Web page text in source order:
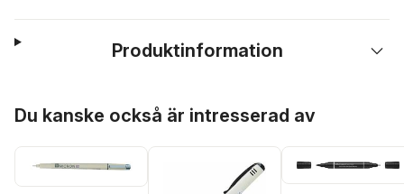
Produktinformation
Du kanske också är intresserad av